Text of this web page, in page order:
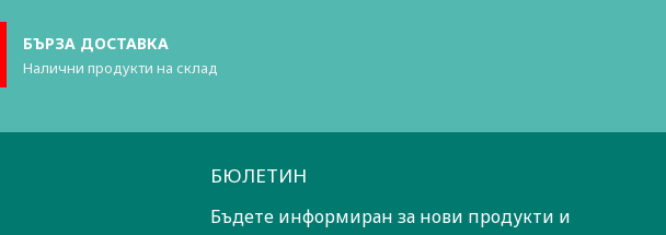
БЪРЗА ДОСТАВКА
Налични продукти на склад
БЮЛЕТИН
Бъдете информиран за нови продукти и